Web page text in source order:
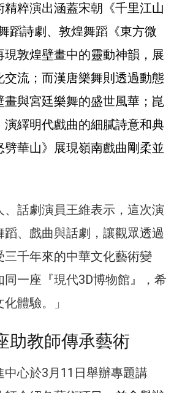
粹演出涵蓋宋朝《千里江山
蹈詩劇、敦煌舞蹈《東方微
敦煌壁畫中的靈動神韻，展
流；而漢唐樂舞則透過動態
畫與宮廷樂舞的盛世風華；崑
演繹明代戲曲的細膩詩意和典
華山》展現嶺南戲曲剛柔並
、話劇演員王維表示，這次演
蹈、戲曲與話劇，讓觀眾透過
三千年來的中華文化藝術變
一座『現代3D博物館』，希
體驗。」
助教師傳承藝術
心於3月11日舉辦專題講